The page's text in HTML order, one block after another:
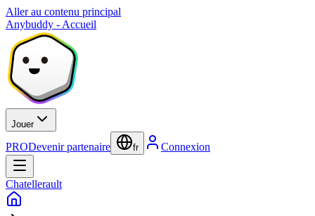
Aller au contenu principal
Anybuddy - Accueil
Jouer
PRODevenir partenaire fr Connexion
Chatellerault